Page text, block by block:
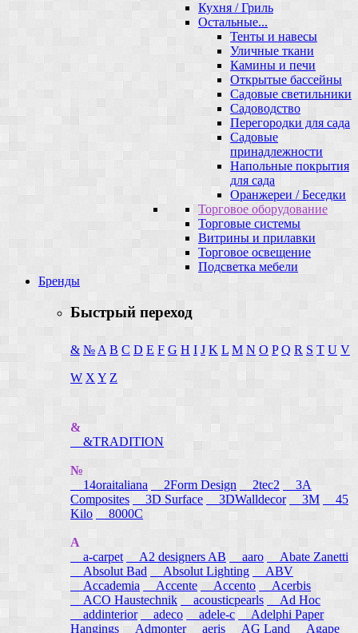
Кухня / Гриль
Остальные...
Тенты и навесы
Уличные ткани
Камины и печи
Открытые бассейны
Садовые светильники
Садоводство
Перегородки для сада
Садовые
принадлежности
Напольные покрытия
для сада
Оранжереи / Беседки
Торговое оборудование
Торговые системы
Витрины и прилавки
Торговое освещение
Подсветка мебели
Бренды
Быстрый переход
& № A B C D E F G H I J K L M N O P Q R S T U V
W X Y Z
&
&TRADITION
№
14oraitaliana
2Form Design 2tec2
3A
Composites
3D Surface 3DWalldecor 3M
45
Kilo
8000C
A
a-carpet
A2 designers AB aaro
Abate Zanetti
Absolut Bad
Absolut Lighting
ABV
Accademia
Accente Accento
Acerbis
ACO Haustechnik
acousticpearls
Ad Hoc
addinterior
adeco adele-c
Adelphi Paper
Hangings Admonter aeris AG Land Agape